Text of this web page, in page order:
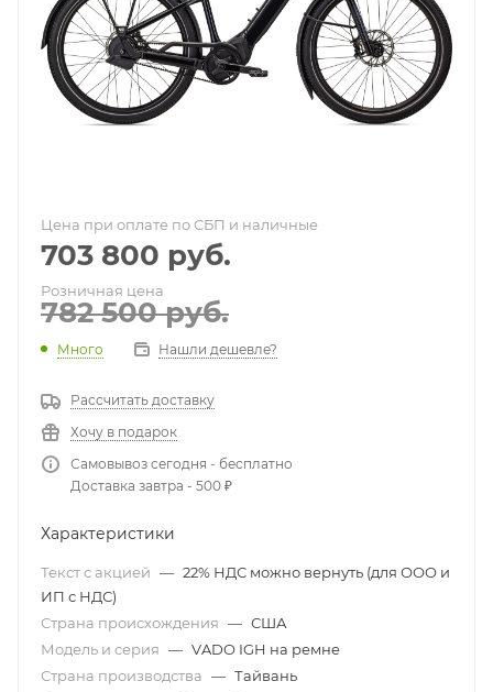
Цена при оплате по СБП и наличные
703 800 руб.
Розничная цена
782 500руб.
Много Нашли дешевле?
Рассчитать доставку
Хочу в подарок
Самовывоз сегодня - бесплатно
Доставка завтра - 500 ₽
Характеристики
Текст с акцией — 22% НДС можно вернуть (для ООО и
ИП с НДС)
Страна происхождения — США
Модель и серия — VADO IGH на ремне
Страна производства — Тайвань